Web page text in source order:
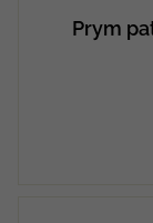
Prym